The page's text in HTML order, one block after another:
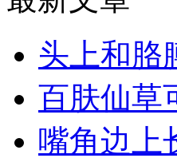
头上和胳
百肤仙草
嘴角边上